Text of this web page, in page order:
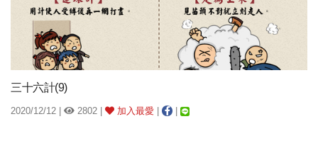
三十六計(9)
2020/12/12 | 2802 | 加入最愛 | |